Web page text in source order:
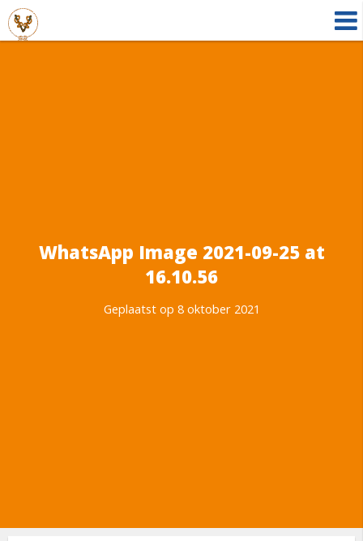
WhatsApp Image 2021-09-25 at
16.10.56
Geplaatst op 8 oktober 2021